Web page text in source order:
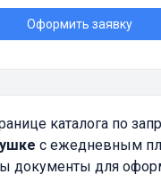
Оформить заявку
каталога по
с ежедневным
документы для